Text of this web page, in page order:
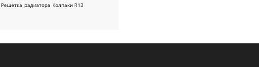
Решетка радиатора Колпаки R13